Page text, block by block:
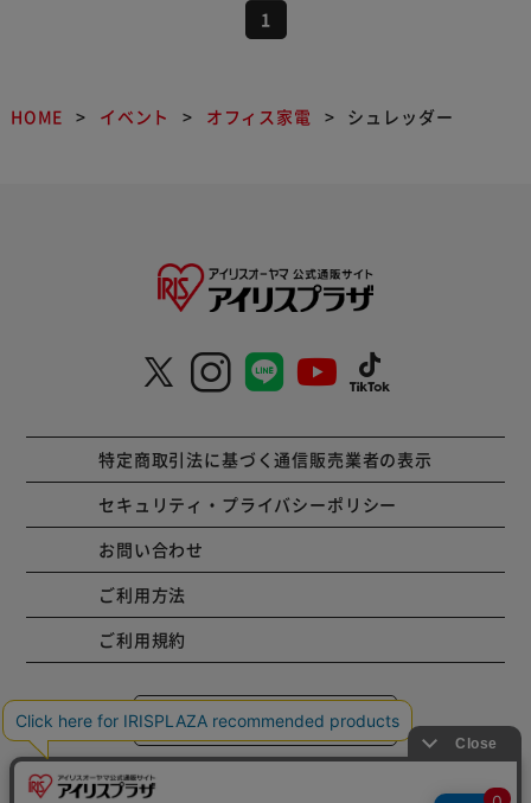
1
HOME イベント オフィス家電 シュレッダー
特定商取引法に基づく通信販売業者の表示
セキュリティ・プライバシーポリシー
お問い合わせ
ご利用方法
ご利用規約
コーポレートサイト